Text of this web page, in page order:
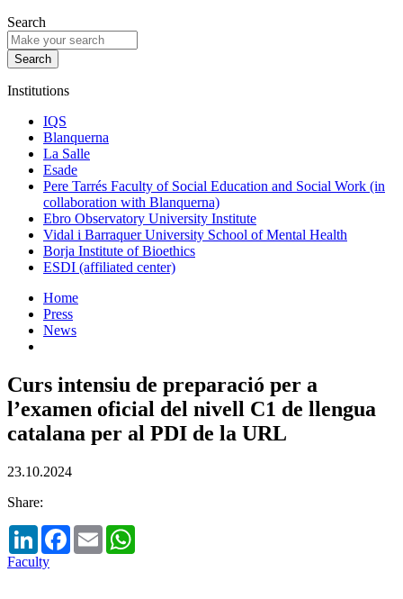
Search
Institutions
IQS
Blanquerna
La Salle
Esade
Pere Tarrés Faculty of Social Education and Social Work (in
collaboration with Blanquerna)
Ebro Observatory University Institute
Vidal i Barraquer University School of Mental Health
Borja Institute of Bioethics
ESDI (affiliated center)
Home
Press
News
Curs intensiu de preparació per a
l’examen oficial del nivell C1 de llengua
catalana per al PDI de la URL
23.10.2024
Share:
LinkedInFacebook
Email
Faculty